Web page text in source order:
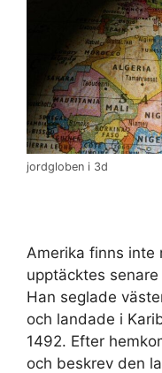
jordgloben i 3d
Amerika finns
upptäcktes
Han seglade
och landade i
1492. Efter
och beskrev den